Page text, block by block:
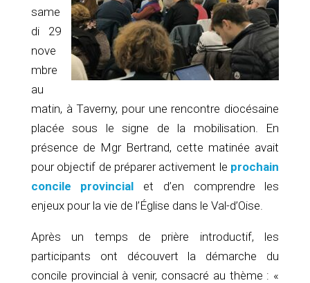
same
di 29
nove
mbre
au
matin, à Taverny, pour une rencontre diocésaine
placée sous le signe de la mobilisation. En
présence de Mgr Bertrand, cette matinée avait
pour objectif de préparer activement le prochain
concile provincial et d’en comprendre les
enjeux pour la vie de l’Église dans le Val-d’Oise.
Après un temps de prière introductif, les
participants ont découvert la démarche du
concile provincial à venir, consacré au thème : «